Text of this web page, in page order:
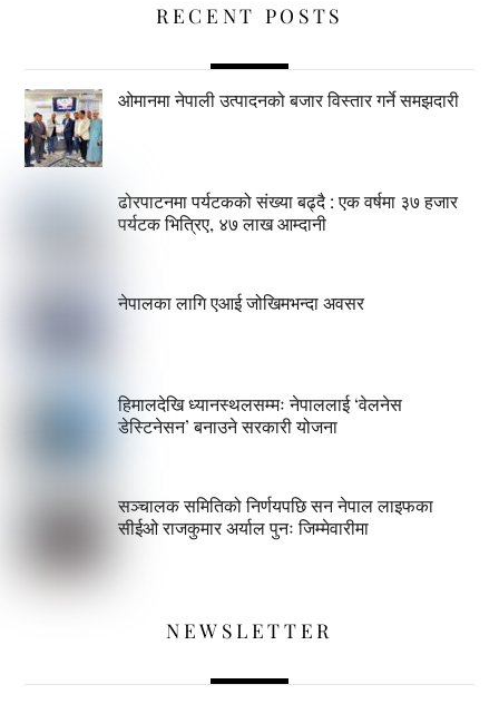
RECENT POSTS
ओमानमा नेपाली उत्पादनको बजार विस्तार गर्ने समझदारी
ढोरपाटनमा पर्यटकको संख्या बढ्दै : एक वर्षमा ३७ हजार
पर्यटक भित्रिए, ४७ लाख आम्दानी
नेपालका लागि एआई जोखिमभन्दा अवसर
हिमालदेखि ध्यानस्थलसम्मः नेपाललाई ‘वेलनेस
डेस्टिनेसन’ बनाउने सरकारी योजना
सञ्चालक समितिको निर्णयपछि सन नेपाल लाइफका
सीईओ राजकुमार अर्याल पुनः जिम्मेवारीमा
NEWSLETTER